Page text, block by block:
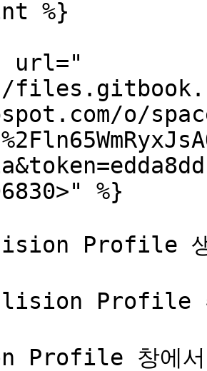
%}
url="
o/
%}
Profile 생
Profile
Profile 창에